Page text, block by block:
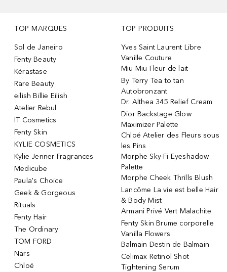
TOP MARQUES
Sol de Janeiro
Fenty Beauty
Kérastase
Rare Beauty
eilish Billie Eilish
Atelier Rebul
IT Cosmetics
Fenty Skin
KYLIE COSMETICS
Kylie Jenner Fragrances
Medicube
Paula's Choice
Geek & Gorgeous
Rituals
Fenty Hair
The Ordinary
TOM FORD
Nars
Chloé
TOP PRODUITS
Yves Saint Laurent Libre
Vanille Couture
Miu Miu Fleur de lait
By Terry Tea to tan
Autobronzant
Dr. Althea 345 Relief Cream
Dior Backstage Glow
Maximizer Palette
Chloé Atelier des Fleurs sous
les Pins
Morphe Sky-Fi Eyeshadow
Palette
Morphe Cheek Thrills Blush
Lancôme La vie est belle Hair
& Body Mist
Armani Privé Vert Malachite
Fenty Skin Brume corporelle
Vanilla Flowers
Balmain Destin de Balmain
Celimax Retinol Shot
Tightening Serum